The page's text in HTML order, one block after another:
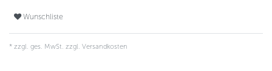
Wunschliste
* zzgl. ges. MwSt. zzgl. Versandkosten